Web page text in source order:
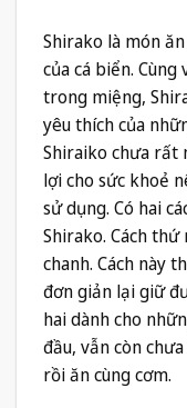
Shirako là món
của cá biển.
trong miệng,
yêu thích của
Shiraiko chưa rất
lợi cho sức khoẻ
sử dụng. Có hai
Shirako. Cách
chanh. Cách này
đơn giản lại giữ
hai dành cho
đầu, vẫn còn
rồi ăn cùng cơm.